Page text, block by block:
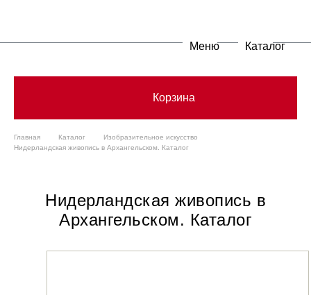
Меню Каталог
Корзина
Главная Каталог
Изобразительное искусство
Нидерландская живопись в Архангельском. Каталог
Нидерландская живопись в
Архангельском. Каталог